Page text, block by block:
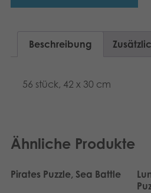
Digitale Anwendungen
Norsk
Svenska
Beschreibung
56 stück, 42 x 30 cm
Ähnliche Produkte
Pirates Puzzle, Sea Battle